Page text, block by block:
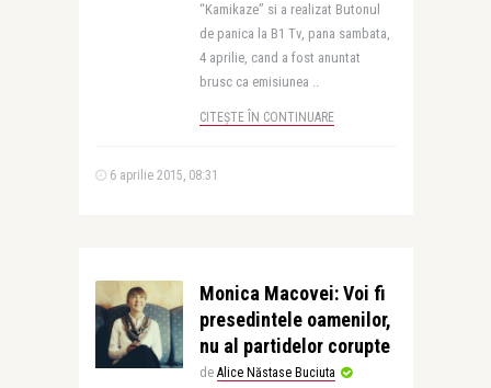
“Kamikaze” si a realizat Butonul
de panica la B1 Tv, pana sambata,
4 aprilie, cand a fost anuntat
brusc ca emisiunea ..
CITEȘTE ÎN CONTINUARE
6 aprilie 2015, 08:31
Monica Macovei: Voi fi
presedintele oamenilor,
nu al partidelor corupte
de Alice Năstase Buciuta